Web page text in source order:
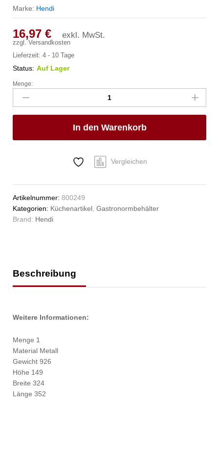
Marke: Hendi
16,97€ exkl. MwSt.
zzgl.Versandkosten
Lieferzeit:4 - 10 Tage
Status: Auf Lager
Gastronorm-
Behälter
2/3,
HENDI,
Line,
354x325x(H)150mm
Anzahl
Menge:
In den Warenkorb
Vergleichen
Artikelnummer:800249
Kategorien: Küchenartikel ,Gastronormbehälter
Brand: Hendi
Beschreibung
Weitere Informationen:
Menge 1
Material Metall
Gewicht 926
Höhe 149
Breite 324
Länge 352